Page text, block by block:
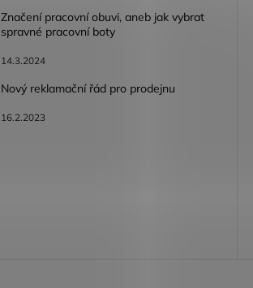
Značení pracovní obuvi, aneb jak vybrat
spravné pracovní boty
14.3.2024
Nový reklamační řád pro prodejnu
16.2.2023